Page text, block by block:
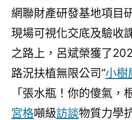
網聯財產研發基地項目
現場可視化交底及驗收
之路上，呂斌榮獲了
路況扶植無限公司“小樹
「張水瓶！你的傻氣，
宮格噸級訪談物質力學